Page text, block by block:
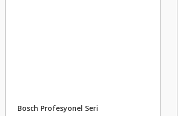
Bosch Profesyonel Seri